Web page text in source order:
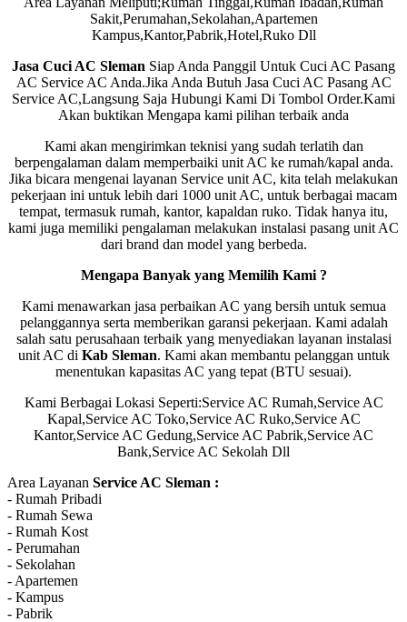
Sakit,Perumahan,Sekolahan,Apartemen
Kampus,Kantor,Pabrik,Hotel,Ruko Dll
Jasa Cuci AC Sleman Siap Anda Panggil Untuk Cuci AC Pasang
AC Service AC Anda.Jika Anda Butuh Jasa Cuci AC Pasang AC
Service AC,Langsung Saja Hubungi Kami Di Tombol Order.Kami
Akan buktikan Mengapa kami pilihan terbaik anda
Kami akan mengirimkan teknisi yang sudah terlatih dan
berpengalaman dalam memperbaiki unit AC ke rumah/kapal anda.
Jika bicara mengenai layanan Service unit AC, kita telah melakukan
pekerjaan ini untuk lebih dari 1000 unit AC, untuk berbagai macam
tempat, termasuk rumah, kantor, kapaldan ruko. Tidak hanya itu,
kami juga memiliki pengalaman melakukan instalasi pasang unit AC
dari brand dan model yang berbeda.
Mengapa Banyak yang Memilih Kami ?
Kami menawarkan jasa perbaikan AC yang bersih untuk semua
pelanggannya serta memberikan garansi pekerjaan. Kami adalah
salah satu perusahaan terbaik yang menyediakan layanan instalasi
unit AC di Kab Sleman. Kami akan membantu pelanggan untuk
menentukan kapasitas AC yang tepat (BTU sesuai).
Kami Berbagai Lokasi Seperti:Service AC Rumah,Service AC
Kapal,Service AC Toko,Service AC Ruko,Service AC
Kantor,Service AC Gedung,Service AC Pabrik,Service AC
Bank,Service AC Sekolah Dll
Area Layanan Service AC Sleman :
- Rumah Pribadi
- Rumah Sewa
- Rumah Kost
- Perumahan
- Sekolahan
- Apartemen
- Kampus
- Pabrik